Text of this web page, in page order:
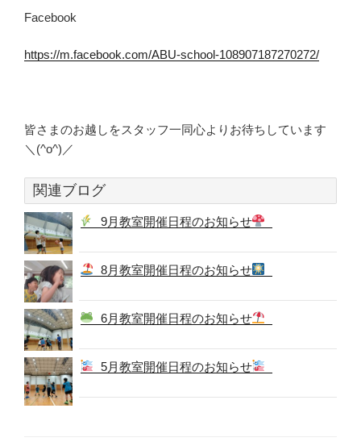
Facebook
https://m.facebook.com/ABU-school-108907187270272/
皆さまのお越しをスタッフ一同心よりお待ちしています
＼(^o^)／
関連ブログ
9月教室開催日程のお知らせ
8月教室開催日程のお知らせ
6月教室開催日程のお知らせ
5月教室開催日程のお知らせ